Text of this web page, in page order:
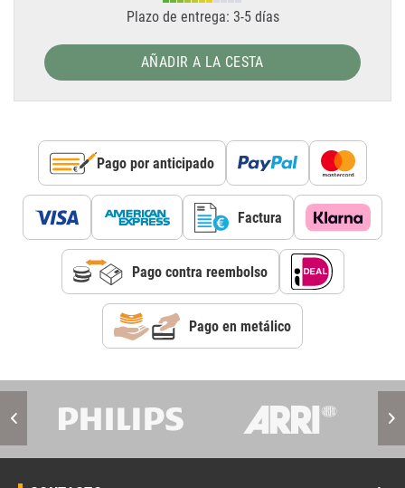
Plazo de entrega: 3-5 días
AÑADIR A LA CESTA
Pago por anticipado
Factura
Pago contra reembolso
Pago en metálico